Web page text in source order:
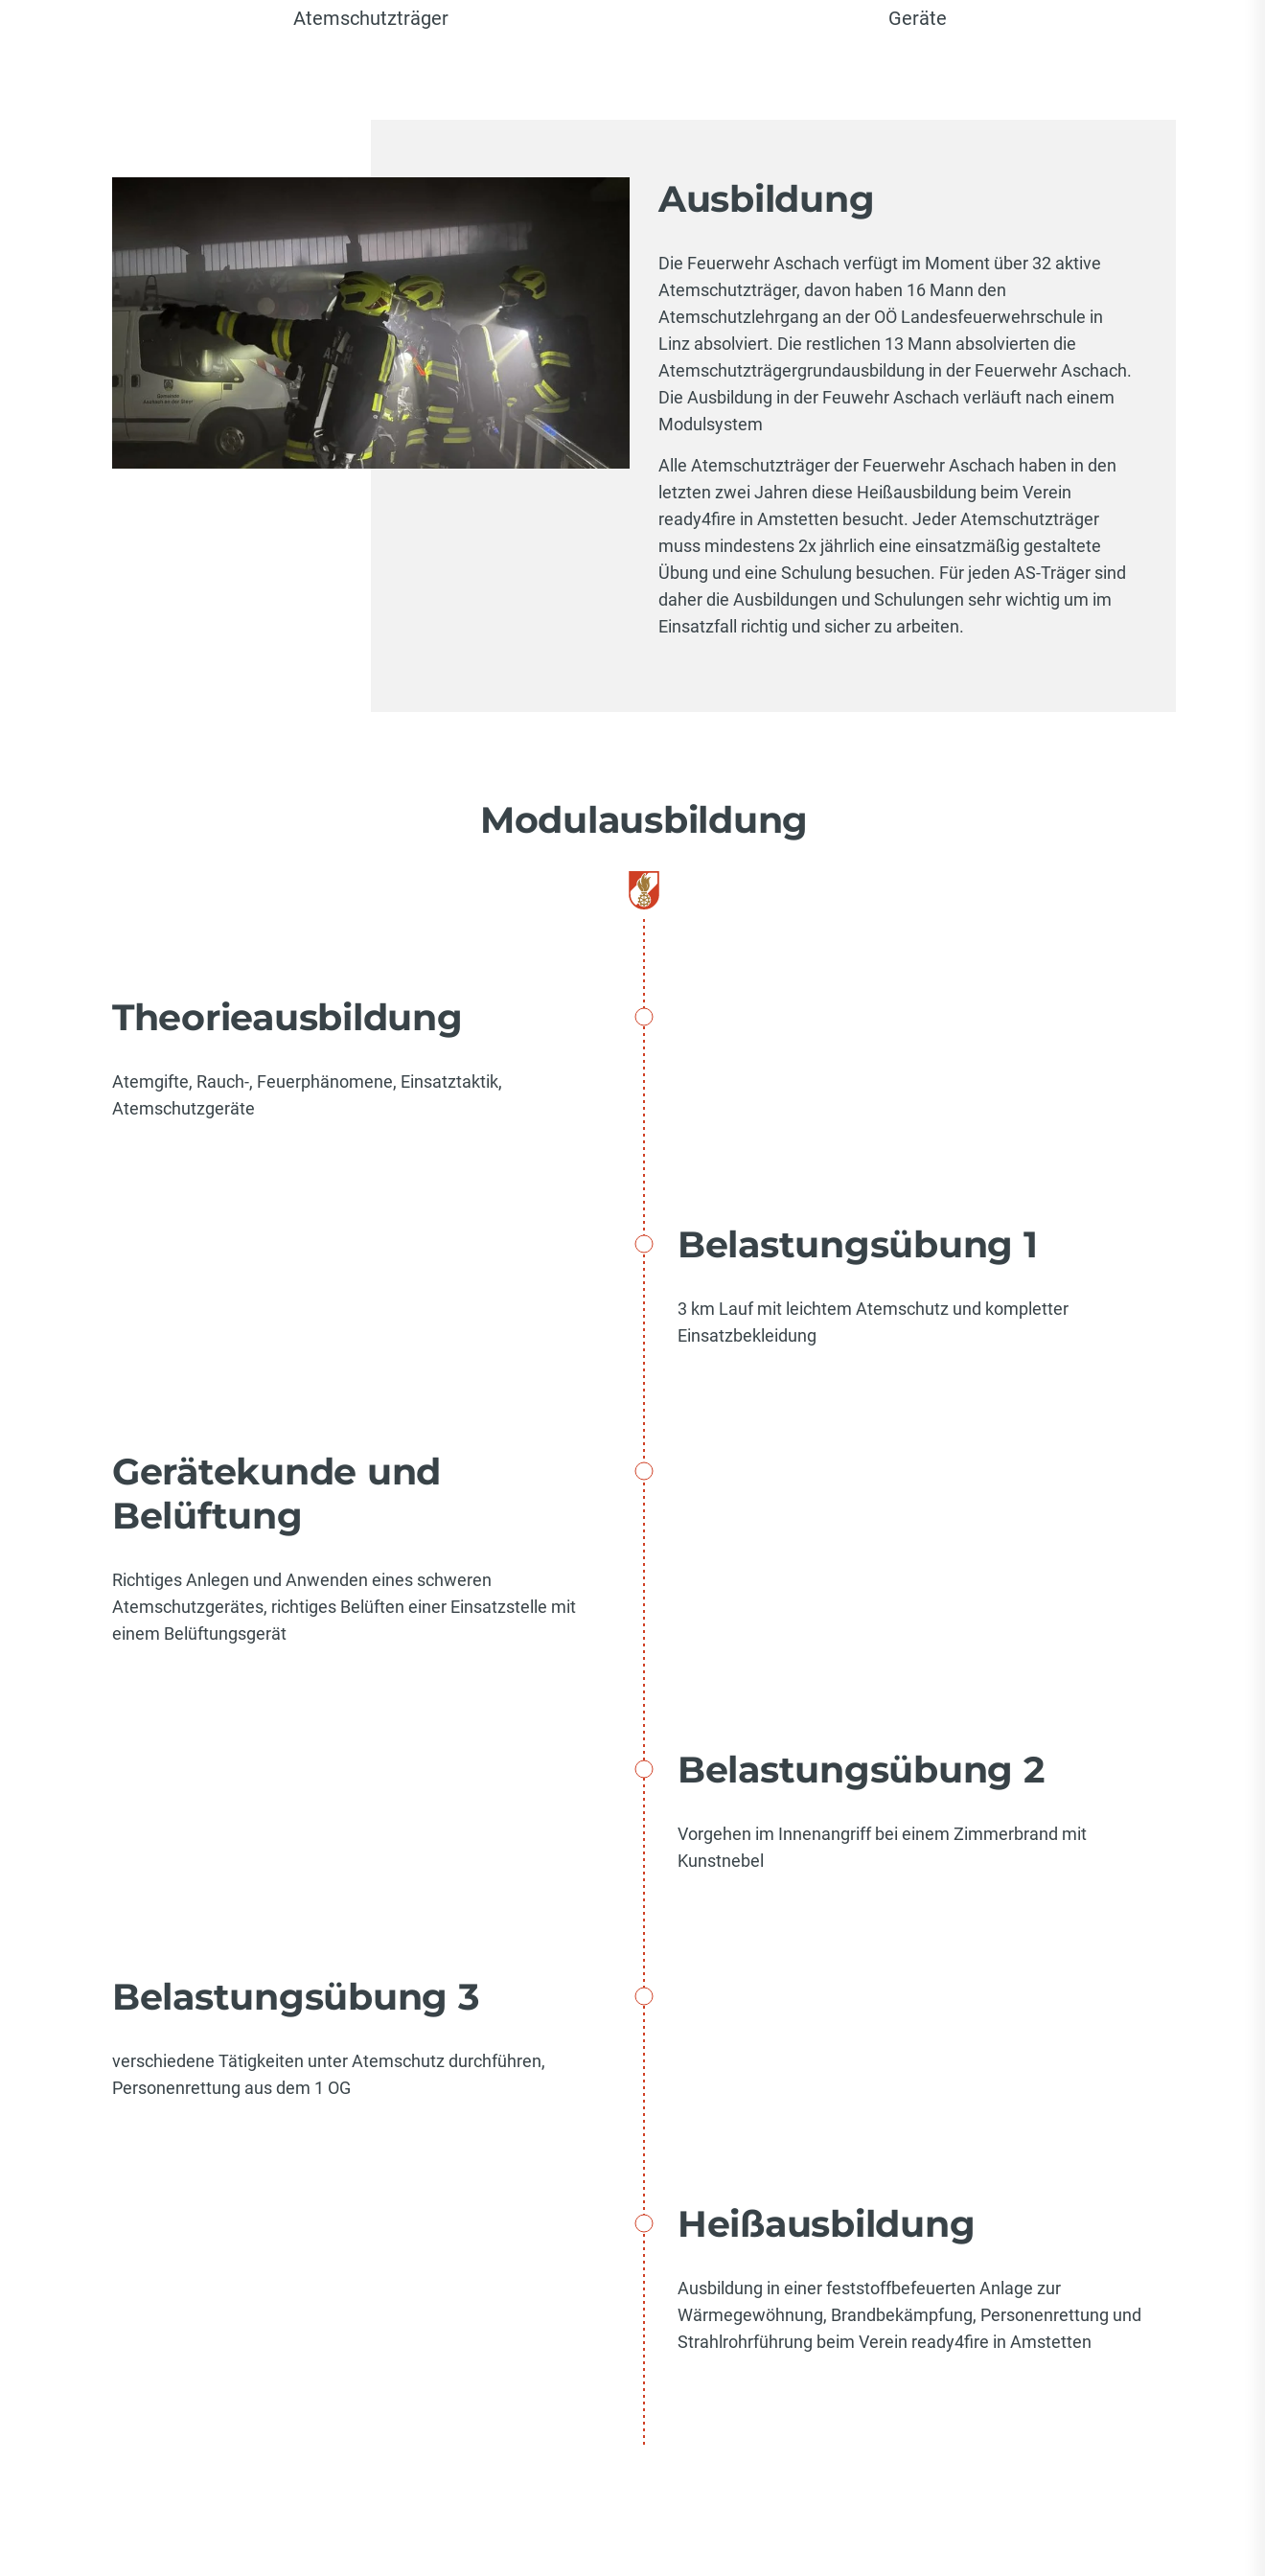
Atemschutzträger Geräte
Ausbildung
Die Feuerwehr Aschach verfügt im Moment über 32 aktive
Atemschutzträger, davon haben 16 Mann den
Atemschutzlehrgang an der OÖ Landesfeuerwehrschule in
Linz absolviert. Die restlichen 13 Mann absolvierten die
Atemschutzträgergrundausbildung in der Feuerwehr Aschach.
Die Ausbildung in der Feuwehr Aschach verläuft nach einem
Modulsystem
Alle Atemschutzträger der Feuerwehr Aschach haben in den
letzten zwei Jahren diese Heißausbildung beim Verein
ready4fire in Amstetten besucht. Jeder Atemschutzträger
muss mindestens 2x jährlich eine einsatzmäßig gestaltete
Übung und eine Schulung besuchen. Für jeden AS-Träger sind
daher die Ausbildungen und Schulungen sehr wichtig um im
Einsatzfall richtig und sicher zu arbeiten.
Modulausbildung
Theorieausbildung
Atemgifte, Rauch-, Feuerphänomene, Einsatztaktik,
Atemschutzgeräte
Belastungsübung 1
3 km Lauf mit leichtem Atemschutz und kompletter
Einsatzbekleidung
Gerätekunde und
Belüftung
Richtiges Anlegen und Anwenden eines schweren
Atemschutzgerätes, richtiges Belüften einer Einsatzstelle mit
einem Belüftungsgerät
Belastungsübung 2
Vorgehen im Innenangriff bei einem Zimmerbrand mit
Kunstnebel
Belastungsübung 3
verschiedene Tätigkeiten unter Atemschutz durchführen,
Personenrettung aus dem 1 OG
Heißausbildung
Ausbildung in einer feststoffbefeuerten Anlage zur
Wärmegewöhnung, Brandbekämpfung, Personenrettung und
Strahlrohrführung beim Verein ready4fire in Amstetten